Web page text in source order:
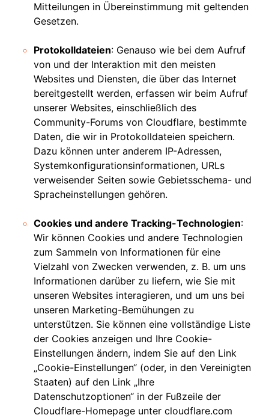
Mitteilungen in Übereinstimmung mit geltenden
Gesetzen.
Protokolldateien: Genauso wie bei dem Aufruf
von und der Interaktion mit den meisten
Websites und Diensten, die über das Internet
bereitgestellt werden, erfassen wir beim Aufruf
unserer Websites, einschließlich des
Community-Forums von Cloudflare, bestimmte
Daten, die wir in Protokolldateien speichern.
Dazu können unter anderem IP-Adressen,
Systemkonfigurationsinformationen, URLs
verweisender Seiten sowie Gebietsschema- und
Spracheinstellungen gehören.
Cookies und andere Tracking-Technologien:
Wir können Cookies und andere Technologien
zum Sammeln von Informationen für eine
Vielzahl von Zwecken verwenden, z. B. um uns
Informationen darüber zu liefern, wie Sie mit
unseren Websites interagieren, und um uns bei
unseren Marketing-Bemühungen zu
unterstützen. Sie können eine vollständige Liste
der Cookies anzeigen und Ihre Cookie-
Einstellungen ändern, indem Sie auf den Link
„Cookie-Einstellungen“ (oder, in den Vereinigten
Staaten) auf den Link „Ihre
Datenschutzoptionen“ in der Fußzeile der
Cloudflare-Homepage unter cloudflare.com